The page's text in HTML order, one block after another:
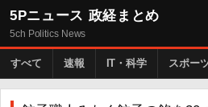
5Pニュース 政経まとめ
5ch Politics News
すべて 速報 IT・科学 スポー